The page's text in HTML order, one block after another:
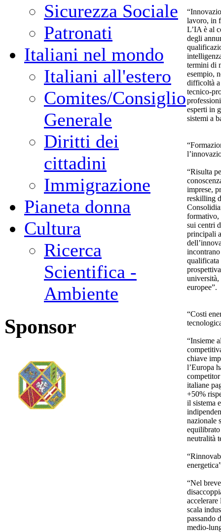
Sicurezza Sociale
Patronati
Italiani nel mondo
Italiani all'estero
Comites/Consiglio
Generale
Diritti dei
cittadini
Immigrazione
Pianeta donna
Cultura
Ricerca
Scientifica -
Ambiente
Sponsor
lavoro, in
L’IA è al
degli
termini di
esempio,
difficoltà a
tecnico-
esperti in
sistemi a
“Risulta
imprese,
reskilling
formativo,
sui centri
principali
qualificata
europee”.
“Costi
“Insieme
chiave
l’Europa
italiane
+50%
il sistema
nazionale
neutralità
“Nel
scala
passando
medio-